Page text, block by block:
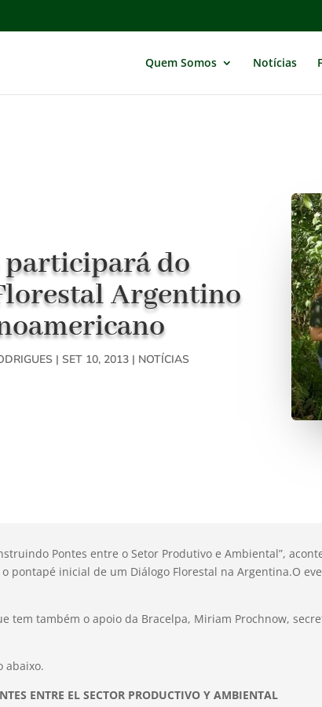
Quem Somos Notícias
participará do
Argentino
|SET 10, 2013 | NOTÍCIAS
Pontes entre o Setor Produtivo e Ambiental”,
pontapé inicial de um Diálogo Florestal na Argentina.O
tem também o apoio da Bracelpa, Miriam Prochnow,
abaixo.
ENTRE EL SECTOR PRODUCTIVO Y AMBIENTAL